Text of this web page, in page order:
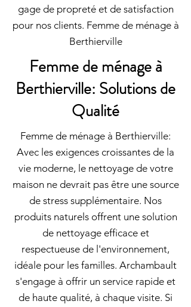
gage de propreté et de satisfaction
pour nos clients. Femme de ménage à
Berthierville
Femme de ménage à
Berthierville: Solutions de
Qualité
Femme de ménage à Berthierville:
Avec les exigences croissantes de la
vie moderne, le nettoyage de votre
maison ne devrait pas être une source
de stress supplémentaire. Nos
produits naturels offrent une solution
de nettoyage efficace et
respectueuse de l'environnement,
idéale pour les familles. Archambault
s'engage à offrir un service rapide et
de haute qualité, à chaque visite. Si